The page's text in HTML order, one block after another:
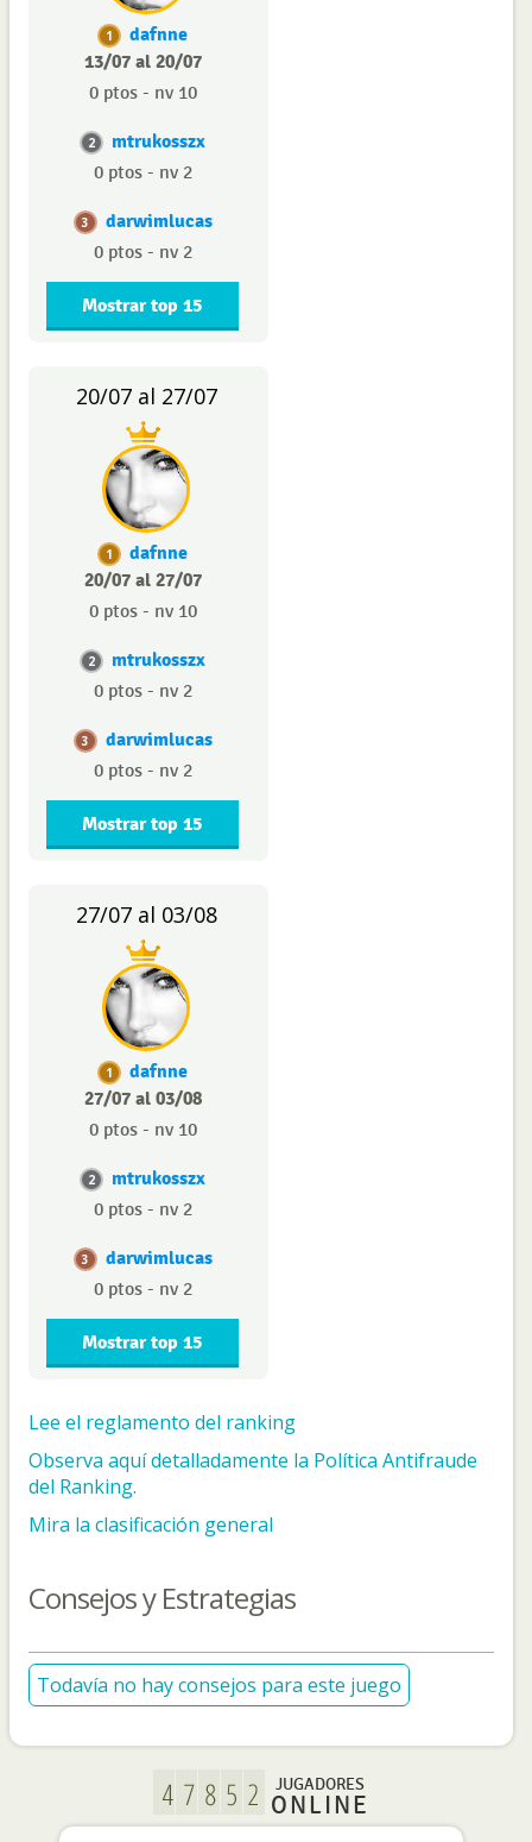
1
dafnne
13/07 al 20/07
0 ptos - nv 10
2 mtrukosszx
0 ptos - nv 2
3 darwimlucas
0 ptos - nv 2
Mostrar top 15
20/07 al 27/07
1
dafnne
20/07 al 27/07
0 ptos - nv 10
2 mtrukosszx
0 ptos - nv 2
3 darwimlucas
0 ptos - nv 2
Mostrar top 15
27/07 al 03/08
1
dafnne
27/07 al 03/08
0 ptos - nv 10
2 mtrukosszx
0 ptos - nv 2
3 darwimlucas
0 ptos - nv 2
Mostrar top 15
Lee el reglamento del ranking
Observa aquí detalladamente la Política Antifraude
del Ranking.
Mira la clasificación general
Consejos y Estrategias
Todavía no hay consejos para este juego
JUGADORES
ONLINE